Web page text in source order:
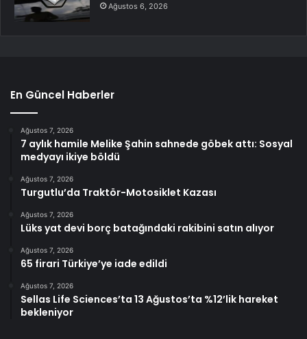
Ağustos 6, 2026
En Güncel Haberler
Ağustos 7, 2026
7 aylık hamile Melike Şahin sahnede göbek attı: Sosyal
medyayı ikiye böldü
Ağustos 7, 2026
Turgutlu’da Traktör-Motosiklet Kazası
Ağustos 7, 2026
Lüks yat devi borç batağındaki rakibini satın alıyor
Ağustos 7, 2026
65 firari Türkiye’ye iade edildi
Ağustos 7, 2026
Sellas Life Sciences’ta 13 Ağustos’ta %12’lik hareket
bekleniyor